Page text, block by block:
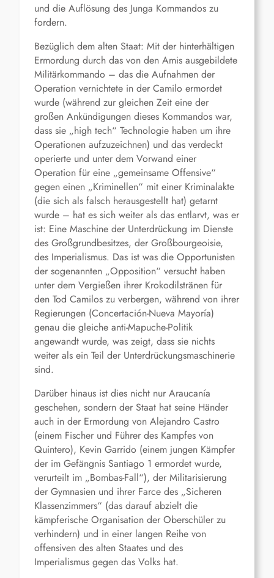
und die Auflösung des Junga Kommandos zu
fordern.
Bezüglich dem alten Staat: Mit der hinterhältigen
Ermordung durch das von den Amis ausgebildete
Militärkommando – das die Aufnahmen der
Operation vernichtete in der Camilo ermordet
wurde (während zur gleichen Zeit eine der
großen Ankündigungen dieses Kommandos war,
dass sie „high tech“ Technologie haben um ihre
Operationen aufzuzeichnen) und das verdeckt
operierte und unter dem Vorwand einer
Operation für eine „gemeinsame Offensive“
gegen einen „Kriminellen“ mit einer Kriminalakte
(die sich als falsch herausgestellt hat) getarnt
wurde – hat es sich weiter als das entlarvt, was er
ist: Eine Maschine der Unterdrückung im Dienste
des Großgrundbesitzes, der Großbourgeoisie,
des Imperialismus. Das ist was die Opportunisten
der sogenannten „Opposition“ versucht haben
unter dem Vergießen ihrer Krokodilstränen für
den Tod Camilos zu verbergen, während von ihrer
Regierungen (Concertación-Nueva Mayoría)
genau die gleiche anti-Mapuche-Politik
angewandt wurde, was zeigt, dass sie nichts
weiter als ein Teil der Unterdrückungsmaschinerie
sind.
Darüber hinaus ist dies nicht nur Araucanía
geschehen, sondern der Staat hat seine Händer
auch in der Ermordung von Alejandro Castro
(einem Fischer und Führer des Kampfes von
Quintero), Kevin Garrido (einem jungen Kämpfer
der im Gefängnis Santiago 1 ermordet wurde,
verurteilt im „Bombas-Fall“), der Militarisierung
der Gymnasien und ihrer Farce des „Sicheren
Klassenzimmers“ (das darauf abzielt die
kämpferische Organisation der Oberschüler zu
verhindern) und in einer langen Reihe von
offensiven des alten Staates und des
Imperialismus gegen das Volks hat.